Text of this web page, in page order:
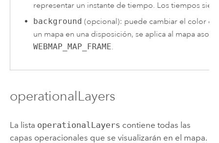
representar un instante de tiempo. Los tiempos
background (opcional): puede cambiar el color
un mapa en una disposición, se aplica al mapa
WEBMAP_MAP_FRAME.
operationalLayers
La lista operationalLayers contiene todas las
capas operacionales que se visualizarán en el mapa.